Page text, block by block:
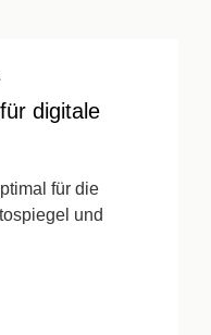
digitale
für die
und